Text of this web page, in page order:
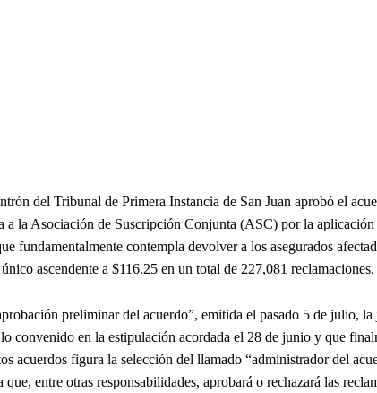
del Tribunal de Primera Instancia de San Juan aprobó el
a la Asociación de Suscripción Conjunta (ASC) por la
fundamentalmente contempla devolver a los asegurados
ascendente a $116.25 en un total de 227,081 reclamaciones.
preliminar del acuerdo”, emitida el pasado 5 de julio, la
convenido en la estipulación acordada el 28 de junio y que
acuerdos figura la selección del llamado “administrador del
entre otras responsabilidades, aprobará o rechazará las